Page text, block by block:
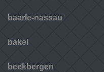
baarle-nassau
bakel
beekbergen